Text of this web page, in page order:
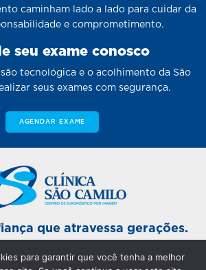
caminham lado a lado para cuidar da
e comprometimento.
seu exame conosco
tecnológica e o acolhimento da São
seus exames com segurança.
AGENDAR EXAME
que atravessa gerações.
De segunda a sexta-feira das 7h
para garantir que você tenha a melhor